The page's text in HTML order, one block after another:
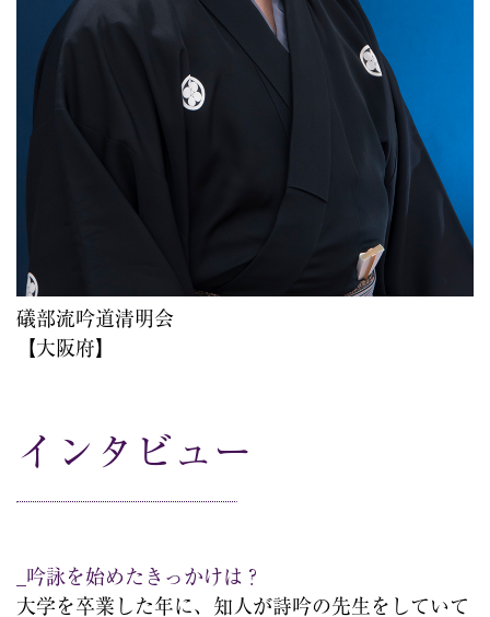
礒部流吟道清明会
【大阪府】
インタビュー
_吟詠を始めたきっかけは？
大学を卒業した年に、知人が詩吟の先生をしていて